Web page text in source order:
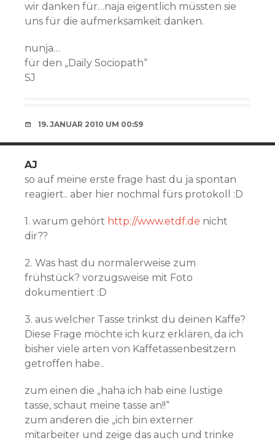
wir danken für…naja eigentlich müssten sie
uns für die aufmerksamkeit danken.
nunja…
für den „Daily Sociopath“
SJ
19. JANUAR 2010 UM 00:59
AJ
so auf meine erste frage hast du ja spontan
reagiert.. aber hier nochmal fürs protokoll :D
1. warum gehört http://www.etdf.de nicht
dir??
2. Was hast du normalerweise zum
frühstück? vorzugsweise mit Foto
dokumentiert :D
3. aus welcher Tasse trinkst du deinen Kaffe?
Diese Frage möchte ich kurz erklären, da ich
bisher viele arten von Kaffetassenbesitzern
getroffen habe..
zum einen die „haha ich hab eine lustige
tasse, schaut meine tasse an!!“
zum anderen die „ich bin externer
mitarbeiter und zeige das auch und trinke